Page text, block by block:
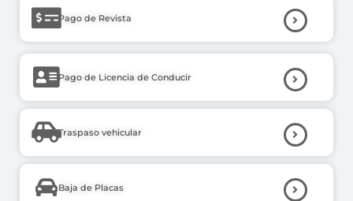
Pago de Revista
Pago de Licencia de Conducir
Traspaso vehicular
Baja de Placas